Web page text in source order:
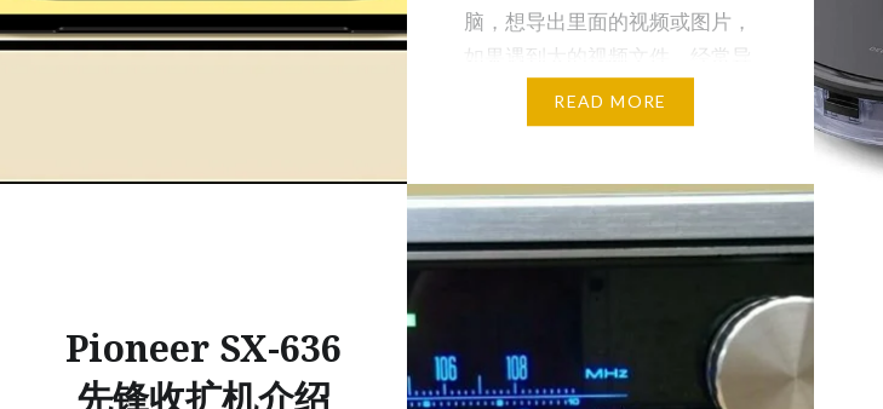
脑，想导出里面的视频或图片，
如果遇到大的视频文件，经常导
入文件到一半时…
READ MORE
Pioneer SX-636
先锋收扩机介绍